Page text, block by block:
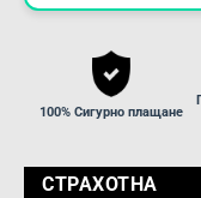
100% Сигурно плащане
СТРАХОТНА